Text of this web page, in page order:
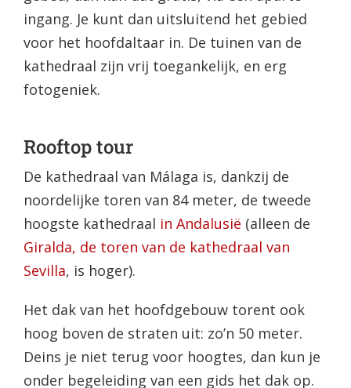
ingang. Je kunt dan uitsluitend het gebied
voor het hoofdaltaar in. De tuinen van de
kathedraal zijn vrij toegankelijk, en erg
fotogeniek.
Rooftop tour
De kathedraal van Málaga is, dankzij de
noordelijke toren van 84 meter, de tweede
hoogste kathedraal in Andalusië (alleen de
Giralda, de toren van de kathedraal van
Sevilla, is hoger).
Het dak van het hoofdgebouw torent ook
hoog boven de straten uit: zo’n 50 meter.
Deins je niet terug voor hoogtes, dan kun je
onder begeleiding van een gids het dak op.